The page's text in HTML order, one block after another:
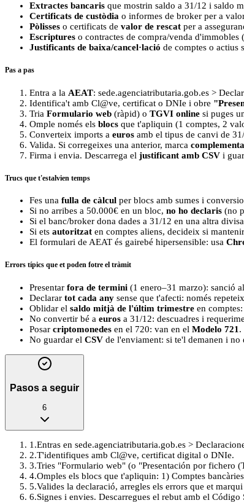
Extractes bancaris que mostrin saldo a 31/12 i saldo
Certificats de custòdia o informes de broker per a
Pòlisses o certificats de valor de rescat per a
Escriptures o contractes de compra/venda d'immobles
Justificants de baixa/cancel·lació de comptes o actius
Pas a pas
Entra a la AEAT: sede.agenciatributaria.gob.es >
Identifica't amb Cl@ve, certificat o DNIe i obre
Tria Formulario web (ràpid) o TGVI online si puges
Omple només els blocs que t'apliquin (1 comptes, 2
Converteix imports a euros amb el tipus de canvi de
Valida. Si corregeixes una anterior, marca
Firma i envia. Descarrega el justificant amb CSV i
Trucs que t'estalvien temps
Fes una fulla de càlcul per blocs amb sumes i
Si no arribes a 50.000€ en un bloc, no ho declaris (no
Si el banc/broker dona dades a 31/12 en una altra
Si ets autoritzat en comptes aliens, decideix si
El formulari de AEAT és gairebé hipersensible: usa
Errors típics que et poden fotre el tràmit
Presentar fora de termini (1 enero–31 marzo): sanció
Declarar tot cada any sense que t'afecti: només
Oblidar el saldo mitjà de l'últim trimestre en
No convertir bé a euros a 31/12: descuadres i
Posar criptomonedes en el 720: van en el Modelo 721 .
No guardar el CSV de l'enviament: si te'l demanen i no
Pasos a seguir
6
1 .Entras en sede.agenciatributaria.gob.es >
2.T'identifiques amb Cl@ve, certificat digital o DNIe.
3.Tries "Formulario web" (o "Presentación por fichero
4.Omples els blocs que t'apliquin: 1) Comptes
5.Valides la declaració, arregles els errors que et
6.Signes i envies. Descarregues el rebut amb el